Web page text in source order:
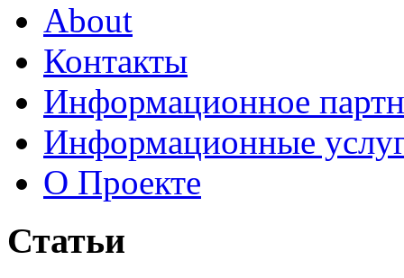
About
Контакты
Информационное
Информационные
О Проекте
Статьи